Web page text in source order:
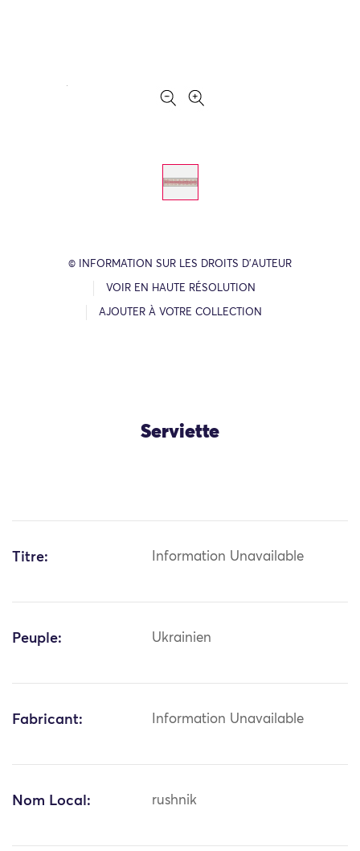
© INFORMATION SUR LES DROITS D’AUTEUR
VOIR EN HAUTE RÉSOLUTION
AJOUTER À VOTRE COLLECTION
Serviette
Titre: Information Unavailable
Peuple: Ukrainien
Fabricant: Information Unavailable
Nom Local: rushnik